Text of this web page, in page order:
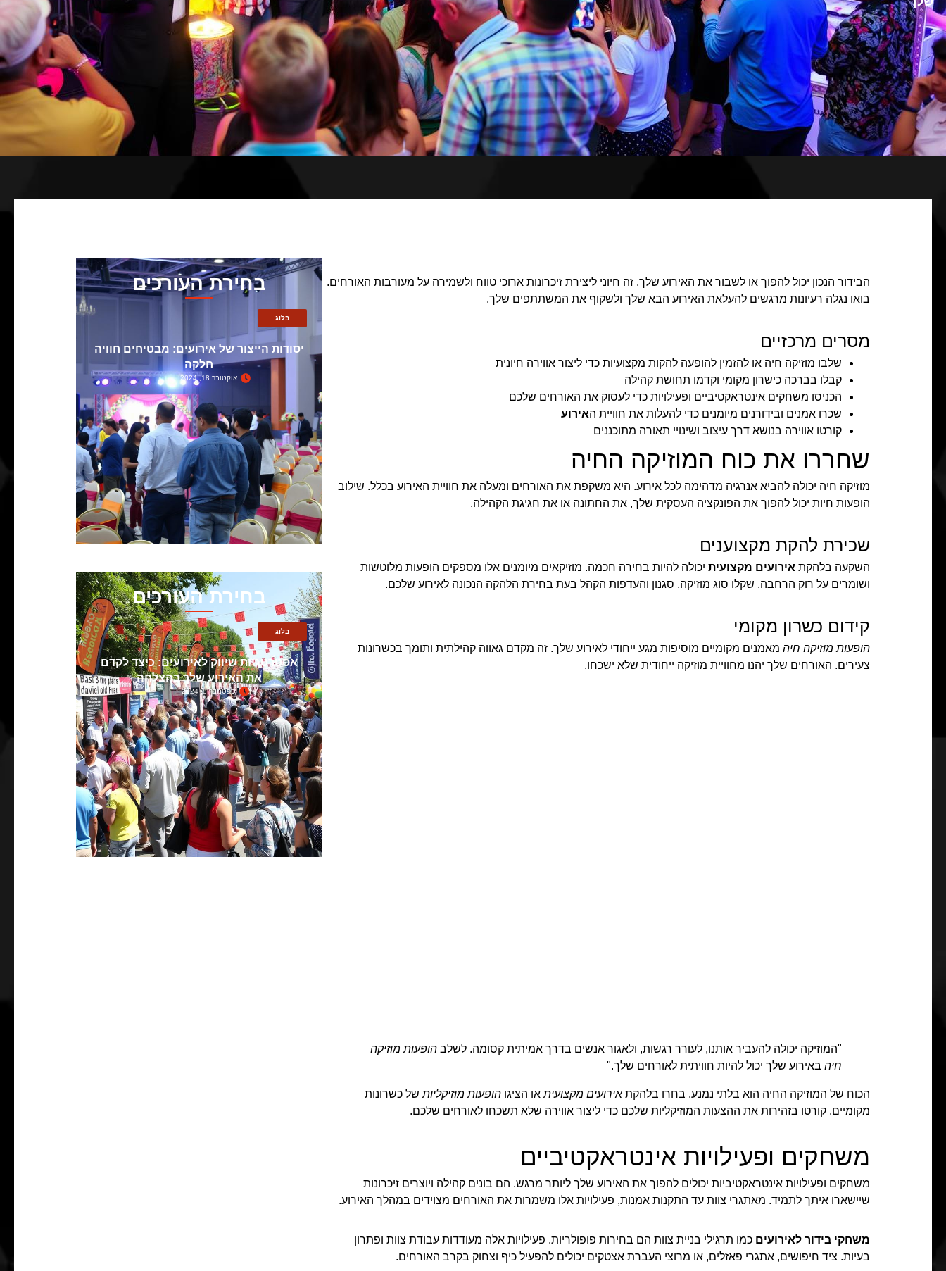
הבידור הנכון יכול להפוך או לשבור את האירוע שלך. זה חיוני ליצירת זיכרונות ארוכי טווח ולשמירה על מעורבות האורחים.
בואו נגלה רעיונות מרגשים להעלאת האירוע הבא שלך ולשקוף את המשתתפים שלך.
מסרים מרכזיים
שלבו מוזיקה חיה או להזמין להופעה להקות מקצועיות כדי ליצור אווירה חיונית
קבלו בברכה כישרון מקומי וקדמו תחושת קהילה
הכניסו משחקים אינטראקטיביים ופעילויות כדי לעסוק את האורחים שלכם
שכרו אמנים ובידורנים מיומנים כדי להעלות את חוויית האירוע
קורטו אווירה בנושא דרך עיצוב ושינויי תאורה מתוכננים
שחררו את כוח המוזיקה החיה
מוזיקה חיה יכולה להביא אנרגיה מדהימה לכל אירוע. היא משקפת את האורחים ומעלה את חוויית האירוע בכלל. שילוב
הופעות חיות יכול להפוך את הפונקציה העסקית שלך, את החתונה או את חגיגת הקהילה.
שכירת להקת מקצוענים
השקעה בלהקת אירועים מקצועית יכולה להיות בחירה חכמה. מוזיקאים מיומנים אלו מספקים הופעות מלוטשות
ושומרים על רוק הרחבה. שקלו סוג מוזיקה, סגנון והעדפות הקהל בעת בחירת הלהקה הנכונה לאירוע שלכם.
קידום כשרון מקומי
הופעות מוזיקה חיה מאמנים מקומיים מוסיפות מגע ייחודי לאירוע שלך. זה מקדם גאווה קהילתית ותומך בכשרונות
צעירים. האורחים שלך יהנו מחוויית מוזיקה ייחודית שלא ישכחו.
"המוזיקה יכולה להעביר אותנו, לעורר רגשות, ולאגור אנשים בדרך אמיתית קסומה. לשלב הופעות מוזיקה
חיה באירוע שלך יכול להיות חוויתית לאורחים שלך."
הכוח של המוזיקה החיה הוא בלתי נמנע. בחרו בלהקתאירועים מקצועית או הציגו הופעות מוזיקליות של כשרונות
מקומיים. קורטו בזהירות את ההצעות המוזיקליות שלכם כדי ליצור אווירה שלא תשכחו לאורחים שלכם.
משחקים ופעילויות אינטראקטיביים
משחקים ופעילויות אינטראקטיביות יכולים להפוך את האירוע שלך ליותר מרגש. הם בונים קהילה ויוצרים זיכרונות
שיישארו איתך לתמיד. מאתגרי צוות עד התקנות אמנות, פעילויות אלו משמרות את האורחים מצוידים במהלך האירוע.
משחקי בידור לאירועים כמו תרגילי בניית צוות הם בחירות פופולריות. פעילויות אלה מעודדות עבודת צוות ופתרון
בעיות. ציד חיפושים, אתגרי פאזלים, או מרוצי העברת אצטקים יכולים להפעיל כיף וצחוק בקרב האורחים.
בחירת העורכים
בלוג
יסודות הייצור של אירועים: מבטיחים חוויה
חלקה
אוקטובר 18, 2024
בחירת העורכים
בלוג
אסטרטגיות שיווק לאירועים: כיצד לקדם
את האירוע שלך בהצלחה
ספטמבר 8, 2024